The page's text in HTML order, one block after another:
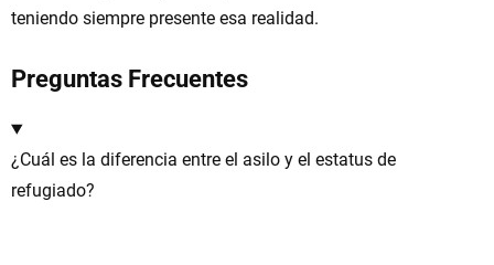
teniendo siempre presente esa realidad.
Preguntas Frecuentes
¿Cuál es la diferencia entre el asilo y el estatus de
refugiado?